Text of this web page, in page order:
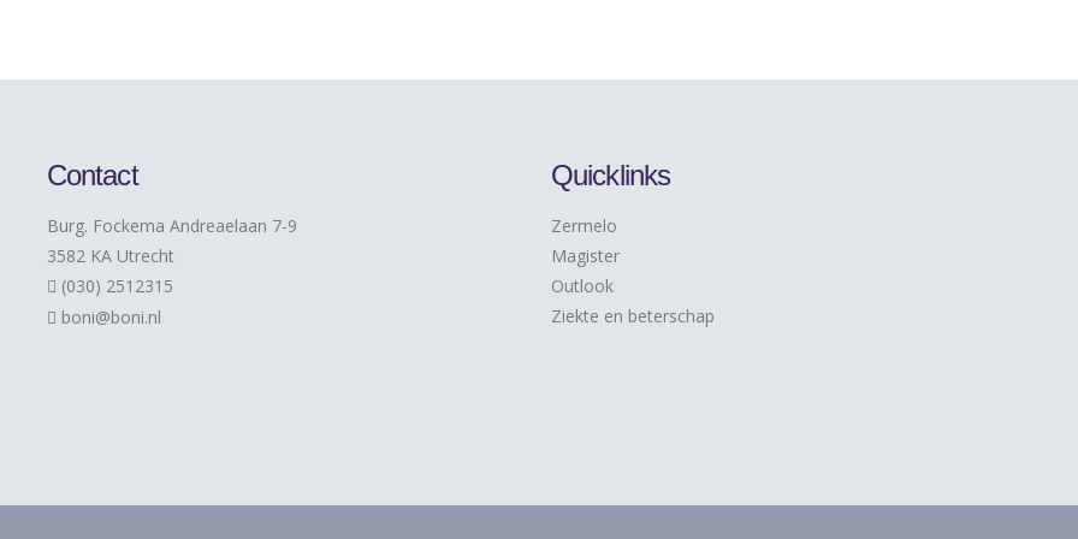
Contact
Burg. Fockema Andreaelaan 7-9
3582 KA Utrecht
(030) 2512315
boni@boni.nl
Quicklinks
Zermelo
Magister
Outlook
Ziekte en beterschap